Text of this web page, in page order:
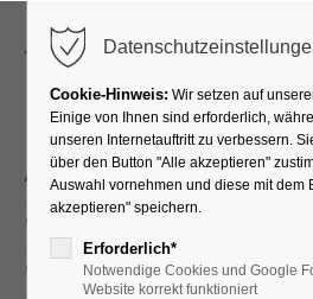
Akupressur –
Schmerzen
Cookie-Hinweis: Wir setzen auf
Einige von Ihnen sind erforderlich,
unseren Internetauftritt zu verbessern.
über den Button "Alle akzeptieren"
Auswahl vornehmen und diese mit dem
akzeptieren" speichern.
Erforderlich*
Notwendige Cookies und Google
Website korrekt funktioniert